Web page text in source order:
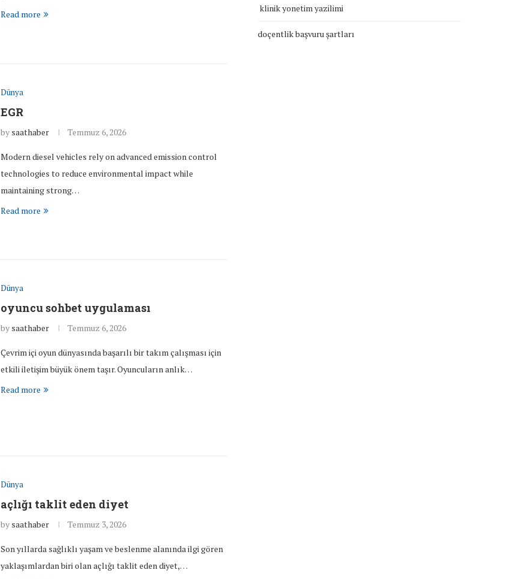
Read more
Dünya
EGR
by saathaber Temmuz 6, 2026
Modern diesel vehicles rely on advanced emission control
technologies to reduce environmental impact while
maintaining strong…
Read more
Dünya
oyuncu sohbet uygulaması
by saathaber Temmuz 6, 2026
Çevrim içi oyun dünyasında başarılı bir takım çalışması için
etkili iletişim büyük önem taşır. Oyuncuların anlık…
Read more
Dünya
açlığı taklit eden diyet
by saathaber Temmuz 3, 2026
Son yıllarda sağlıklı yaşam ve beslenme alanında ilgi gören
yaklaşımlardan biri olan açlığı taklit eden diyet,…
klinik yonetim yazilimi
doçentlik başvuru şartları